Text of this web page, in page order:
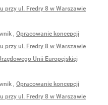
przy ul. Fredry 8 w Warszawie
, Opracowanie koncepcji
przy ul. Fredry 8 w Warszawie
Unii Europejskiej
, Opracowanie koncepcji
przy ul. Fredry 8 w Warszawie